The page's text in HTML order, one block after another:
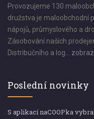
Provozujeme 130
družstva je maloobchodní
nápojů, průmyslového a
Zásobování našich
Distribučního a log...
Poslední novinky
S aplikací naCOOPka